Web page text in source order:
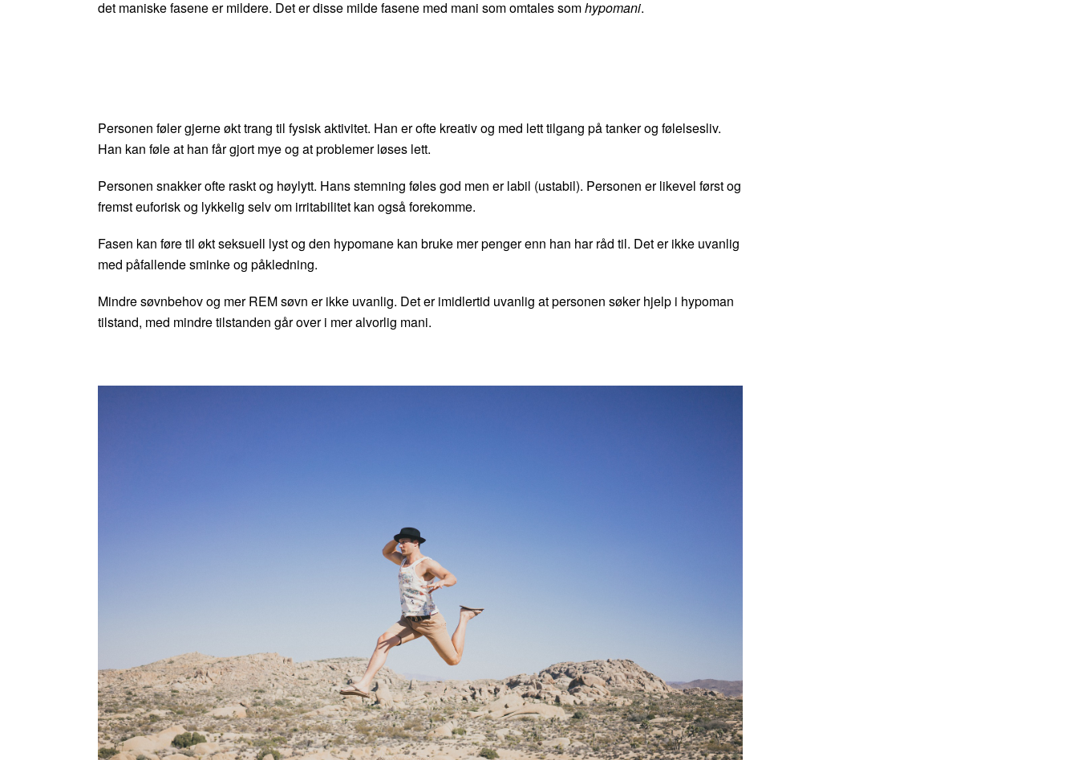
det maniske fasene er mildere. Det er disse milde fasene med mani som omtales somhypomani.
Personen føler gjerne økt trang til fysisk aktivitet. Han er ofte kreativ og med lett tilgang på tanker og følelsesliv.
Han kan føle at han får gjort mye og at problemer løses lett.
Personen snakker ofte raskt og høylytt. Hans stemning føles god men er labil (ustabil). Personen er likevel først og
fremst euforisk og lykkelig selv om irritabilitet kan også forekomme.
Fasen kan føre til økt seksuell lyst og den hypomane kan bruke mer penger enn han har råd til. Det er ikke uvanlig
med påfallende sminke og påkledning.
Mindre søvnbehov og mer REM søvn er ikke uvanlig. Det er imidlertid uvanlig at personen søker hjelp i hypoman
tilstand, med mindre tilstanden går over i mer alvorlig mani.